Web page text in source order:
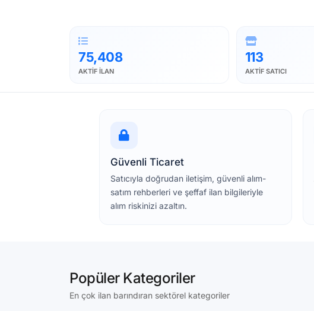
75,408
AKTIF İLAN
113
AKTIF SATICI
Güvenli Ticaret
Satıcıyla doğrudan iletişim, güvenli alım-
satım rehberleri ve şeffaf ilan bilgileriyle
alım riskinizi azaltın.
Popüler Kategoriler
En çok ilan barındıran sektörel kategoriler